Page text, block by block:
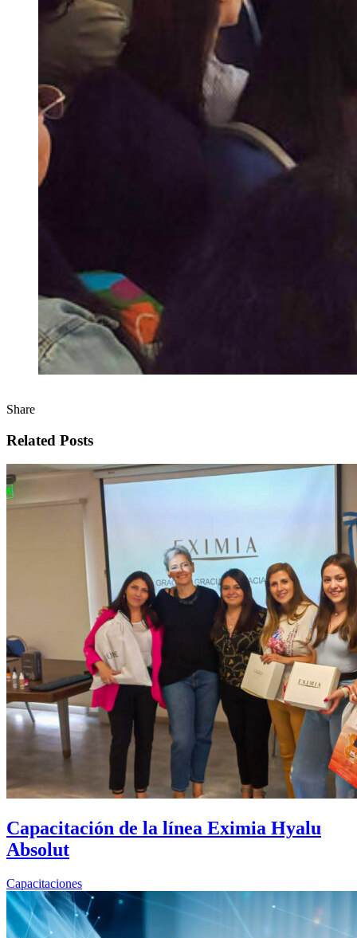
Share
Related Posts
Capacitación de la línea Eximia Hyalu
Absolut
Capacitaciones